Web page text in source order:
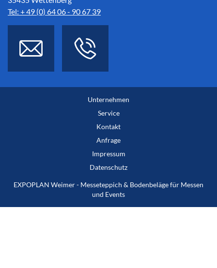
Tel: + 49 (0) 64 06 - 90 67 39
Unternehmen
Service
Kontakt
Anfrage
Impressum
Datenschutz
EXPOPLAN Weimer - Messeteppich & Bodenbeläge für Messen
und Events